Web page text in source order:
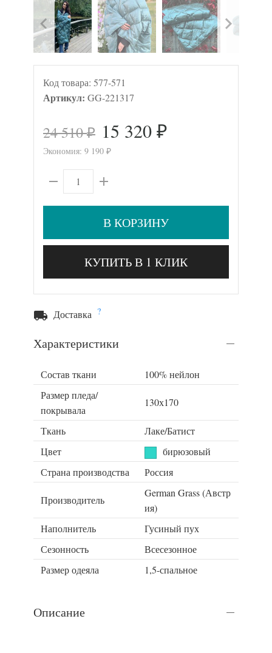
Код товара: 577-571
Артикул: GG-221317
24 510₽ 15 320 ₽
Экономия: 9 190 ₽
В КОРЗИНУ
КУПИТЬ В 1 КЛИК
Доставка ?
Характеристики
Состав ткани
100% нейлон
Размер пледа/
покрывала
130х170
Ткань
Лаке/Батист
Цвет
бирюзовый
Страна производства
Россия
Производитель
German Grass (Австр
ия)
Наполнитель
Гусиный пух
Сезонность
Всесезонное
Размер одеяла
1,5-спальное
Описание